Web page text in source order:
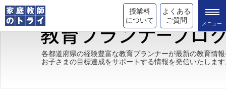
授業料
について
よくある
ご質問
トライの教育理念
成績が上がる理由
各都道府県の経験豊富な教育プランナーが最新の教育情
お子さまの目標達成をサポートする情報を発信いたしま